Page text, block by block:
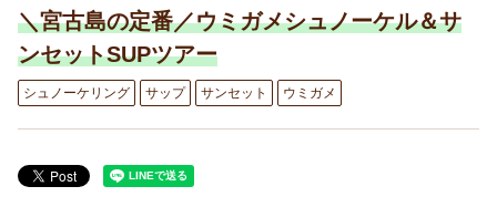
ご案内
よくあるお問合わせ
＼宮古島の定番／ウミガメシュノーケル＆サ
ンセットSUPツアー
シュノーケリング サップ サンセット ウミガメ